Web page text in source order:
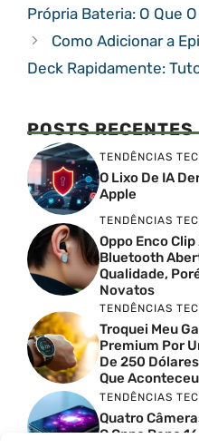
Própria Bateria: O Que
Como Adicionar a
Deck Rapidamente:
POSTS RECENTES
TENDÊNCIAS
O Lixo De IA
Apple
TENDÊNCIAS
Oppo Enco
Bluetooth
Qualidade,
Novatos
TENDÊNCIAS
Troquei Meu
Premium Por
De 250
Que Aconteceu
TENDÊNCIAS
Quatro
O Oppo Reno